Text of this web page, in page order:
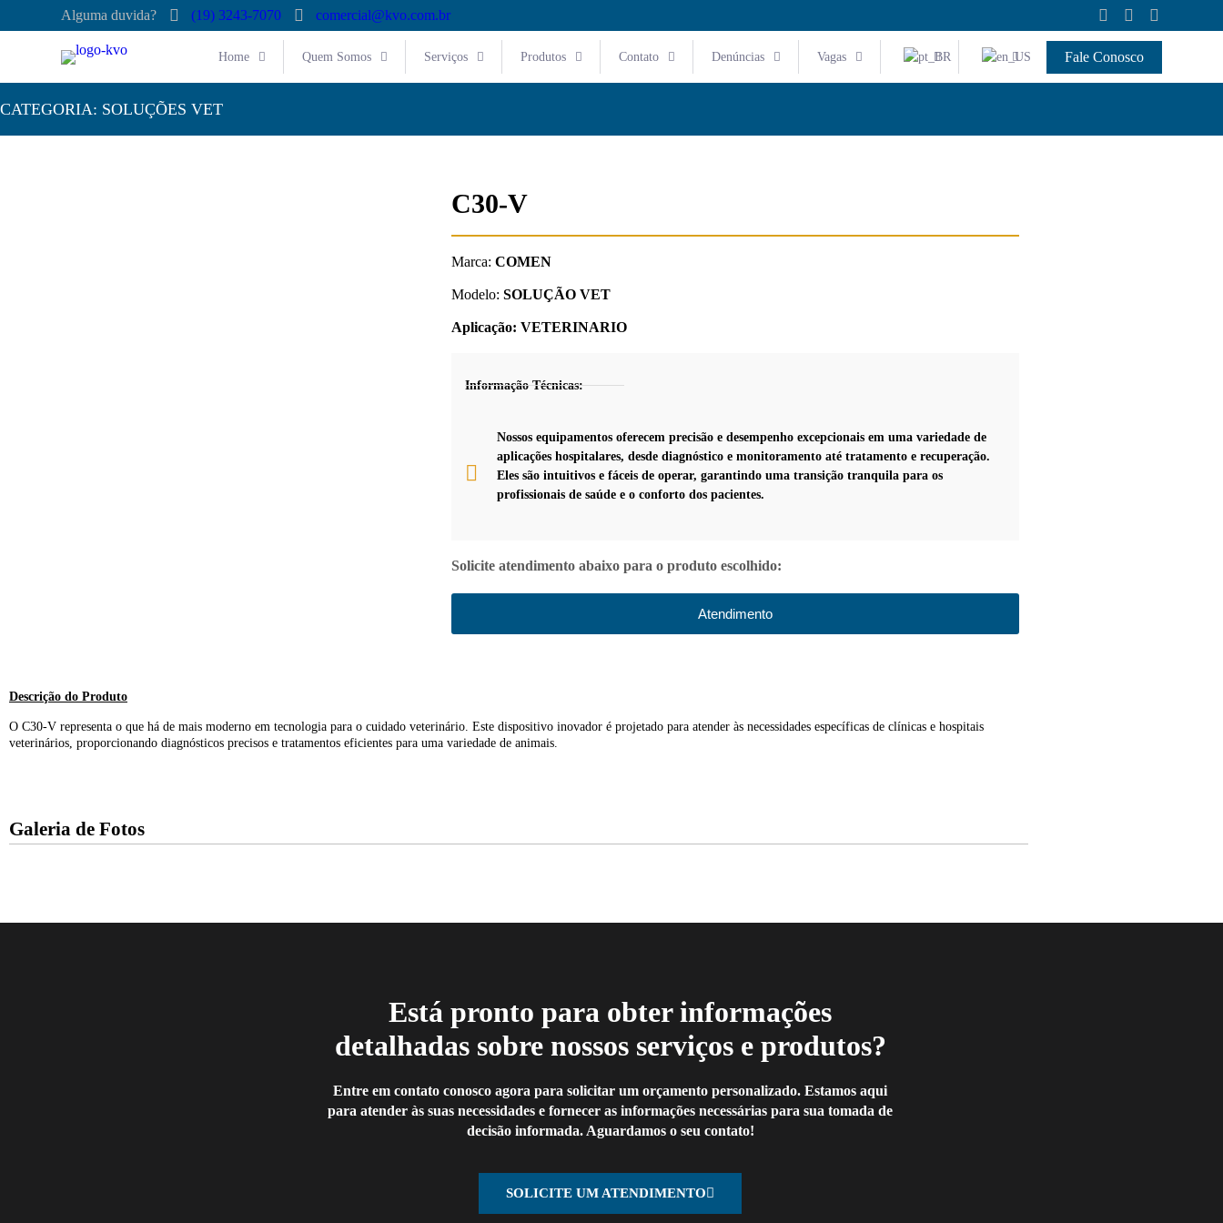
Alguma duvida? (19) 3243-7070 comercial@kvo.com.br
Home Quem Somos Serviços Produtos Contato Denúncias Vagas Fale Conosco
CATEGORIA: SOLUÇÕES VET
C30-V
Marca: COMEN
Modelo: SOLUÇÃO VET
Aplicação: VETERINARIO
Informação Técnicas:
Nossos equipamentos oferecem precisão e desempenho excepcionais em uma variedade de
aplicações hospitalares, desde diagnóstico e monitoramento até tratamento e recuperação.
Eles são intuitivos e fáceis de operar, garantindo uma transição tranquila para os
profissionais de saúde e o conforto dos pacientes.
Solicite atendimento abaixo para o produto escolhido:
Atendimento
Descrição do Produto​
O C30-V representa o que há de mais moderno em tecnologia para o cuidado veterinário. Este dispositivo inovador é projetado para atender às necessidades específicas de clínicas e hospitais
veterinários, proporcionando diagnósticos precisos e tratamentos eficientes para uma variedade de animais.
Galeria de Fotos
Está pronto para obter informações
detalhadas sobre nossos serviços e produtos?
Entre em contato conosco agora para solicitar um orçamento personalizado. Estamos aqui
para atender às suas necessidades e fornecer as informações necessárias para sua tomada de
decisão informada. Aguardamos o seu contato!
SOLICITE UM ATENDIMENTO